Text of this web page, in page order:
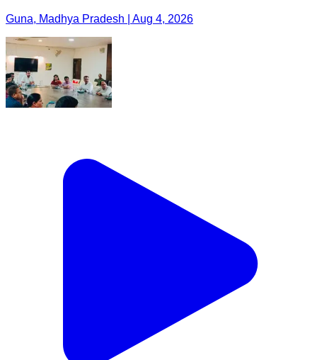
Guna, Madhya Pradesh | Aug 4, 2026